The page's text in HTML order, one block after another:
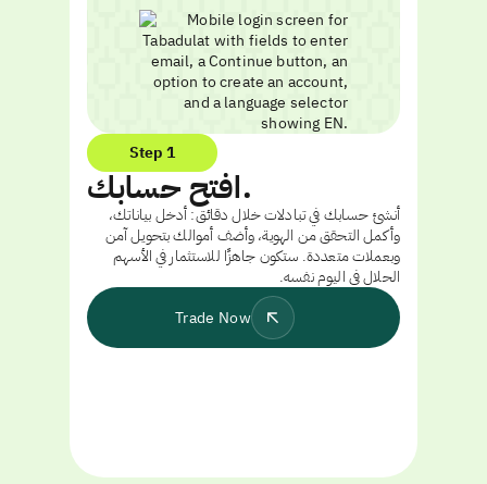
Step 1
افتح حسابك.
أنشئ حسابك في تبادلات خلال دقائق: أدخل بياناتك،
وأكمل التحقق من الهوية، وأضف أموالك بتحويل آمن
وبعملات متعددة. ستكون جاهزًا للاستثمار في الأسهم
الحلال في اليوم نفسه.
Trade Now